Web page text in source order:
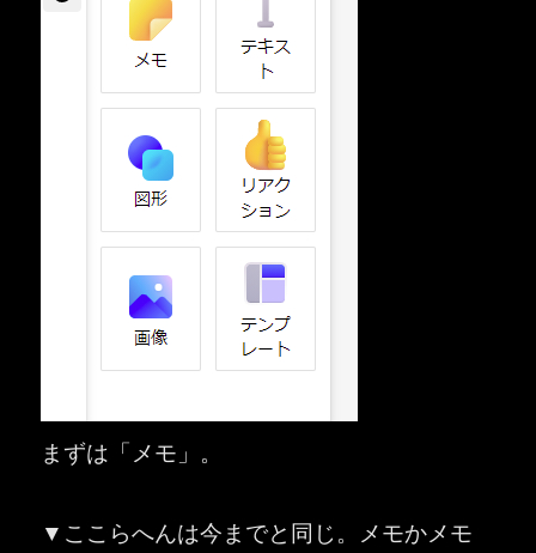
まずは「メモ」。
▼ここらへんは今までと同じ。メモかメモ